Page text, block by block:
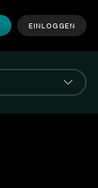
EINLOGGEN